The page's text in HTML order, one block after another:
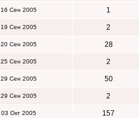
16 Сен 2005 1
19 Сен 2005 2
20 Сен 2005 28
25 Сен 2005 2
29 Сен 2005 50
29 Сен 2005 2
03 Окт 2005 157